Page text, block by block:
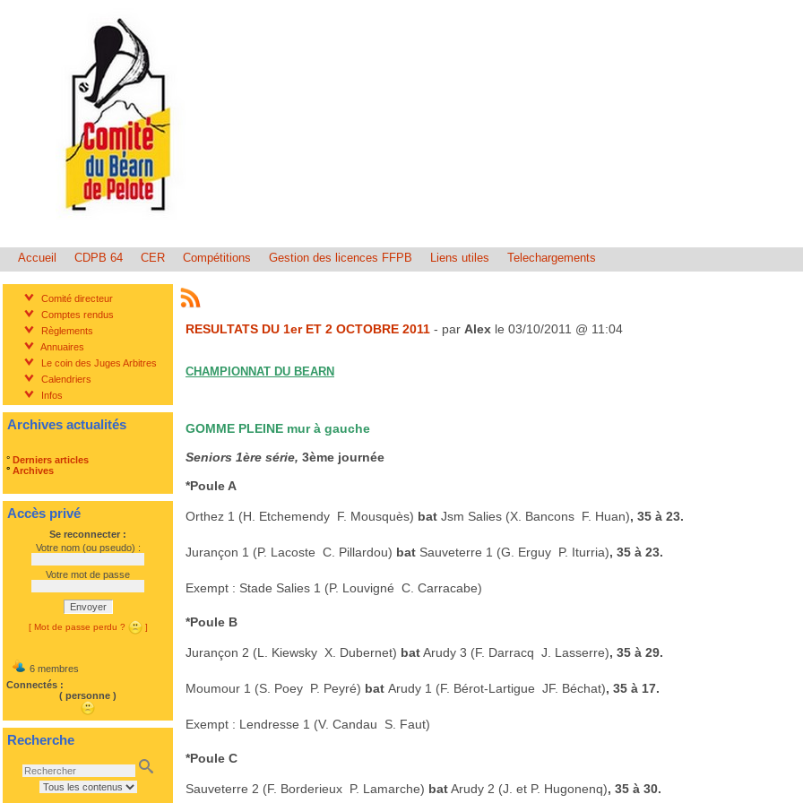
Accueil CDPB 64 CER Compétitions Gestion des licences FFPB Liens utiles Telechargements
Comité directeur
Comptes rendus
Règlements
Annuaires
Le coin des Juges Arbitres
Calendriers
Infos
Archives actualités
° Derniers articles
° Archives
Accès privé
Se reconnecter :
Votre nom (ou pseudo) :
Votre mot de passe
Envoyer
[ Mot de passe perdu ? ]
6 membres
Connectés :
( personne )
Recherche
RESULTATS DU 1er ET 2 OCTOBRE 2011 - par Alex le 03/10/2011 @ 11:04
CHAMPIONNAT DU BEARN
GOMME PLEINE mur à gauche
Seniors 1ère série, 3ème journée
*Poule A
Orthez 1 (H. Etchemendy  F. Mousquès) bat Jsm Salies (X. Bancons  F. Huan), 35 à 23.
Jurançon 1 (P. Lacoste  C. Pillardou) bat Sauveterre 1 (G. Erguy  P. Iturria), 35 à 23.
Exempt : Stade Salies 1 (P. Louvigné  C. Carracabe)
*Poule B
Jurançon 2 (L. Kiewsky  X. Dubernet) batArudy 3 (F. Darracq  J. Lasserre), 35 à 29.
Moumour 1 (S. Poey  P. Peyré) bat Arudy 1 (F. Bérot-Lartigue  JF. Béchat), 35 à 17.
Exempt : Lendresse 1 (V. Candau  S. Faut)
*Poule C
Sauveterre 2 (F. Borderieux  P. Lamarche) batArudy 2 (J. et P. Hugonenq), 35 à 30.